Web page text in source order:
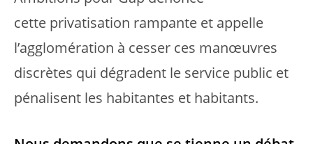
cette privatisation rampante et appelle
l’agglomération à cesser ces manœuvres
discrètes qui dégradent le service public et
pénalisent les habitantes et habitants.